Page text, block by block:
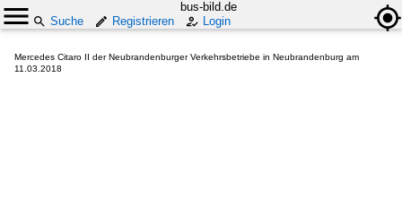
bus-bild.de
Suche
Registrieren Login
Mercedes Citaro II der Neubrandenburger Verkehrsbetriebe in Neubrandenburg am
11.03.2018